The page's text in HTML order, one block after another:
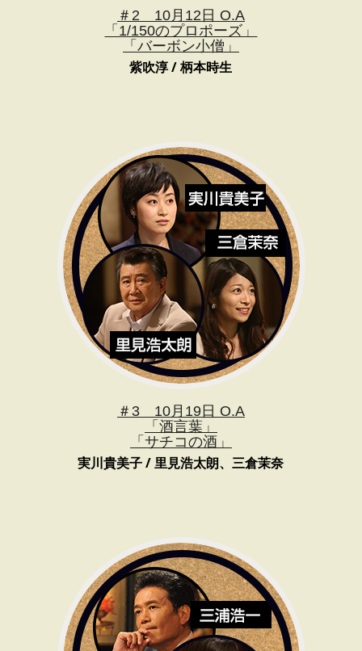
＃2 10月12日 O.A
「1/150のプロポーズ」
「バーボン小僧」
紫吹淳 / 柄本時生
＃3 10月19日 O.A
「酒言葉」
「サチコの酒」
実川貴美子 / 里見浩太朗、三倉茉奈